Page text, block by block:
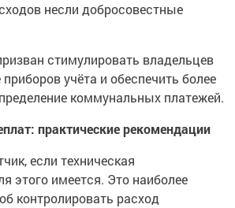
несли добросовестные
стимулировать владельцев
учёта и обеспечить более
коммунальных платежей.
практические рекомендации
если техническая
этого имеется. Это наиболее
контролировать расход